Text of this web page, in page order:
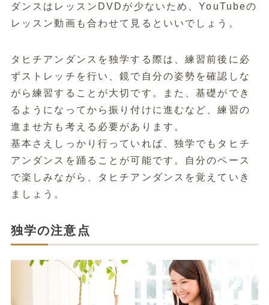
ダンスはレッスンDVDが少ないため、YouTubeの
レッスン動画も合わせて見るといいでしょう。
タヒチアンダンスを独学する際は、練習前後に必
ずストレッチを行い、鏡で自分の姿勢を確認しな
がら練習することが大切です。また、基礎ができ
るようになってから振り付けに進むなど、練習の
進ませ方も考える必要があります。
基本さえしっかり行っていれば、独学でもタヒチ
アンダンスを踊ることが可能です。自分のペース
で楽しみながら、タヒチアンダンスを覚えていき
ましょう。
独学の注意点